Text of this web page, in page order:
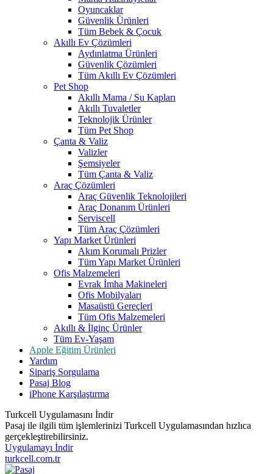
Oyuncaklar
Güvenlik Ürünleri
Tüm Bebek & Çocuk
Akıllı Ev Çözümleri
Aydınlatma Ürünleri
Güvenlik Çözümleri
Tüm Akıllı Ev Çözümleri
Pet Shop
Akıllı Mama / Su Kapları
Akıllı Tuvaletler
Teknolojik Ürünler
Tüm Pet Shop
Çanta & Valiz
Valizler
Şemsiyeler
Tüm Çanta & Valiz
Araç Çözümleri
Araç Güvenlik Teknolojileri
Araç Donanım Ürünleri
Serviscell
Tüm Araç Çözümleri
Yapı Market Ürünleri
Akım Korumalı Prizler
Tüm Yapı Market Ürünleri
Ofis Malzemeleri
Evrak İmha Makineleri
Ofis Mobilyaları
Masaüstü Gereçleri
Tüm Ofis Malzemeleri
Akıllı & İlginç Ürünler
Tüm Ev-Yaşam
Apple Eğitim Ürünleri
Yardım
Sipariş Sorgulama
Pasaj Blog
iPhone Karşılaştırma
Turkcell Uygulamasını İndir
Pasaj ile ilgili tüm işlemlerinizi Turkcell Uygulamasından hızlıca
gerçekleştirebilirsiniz.
Uygulamayı İndir
turkcell.com.tr